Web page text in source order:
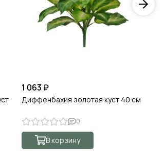
1 063 ₽
Диффенбахия золотая куст 40 см
0
В корзину